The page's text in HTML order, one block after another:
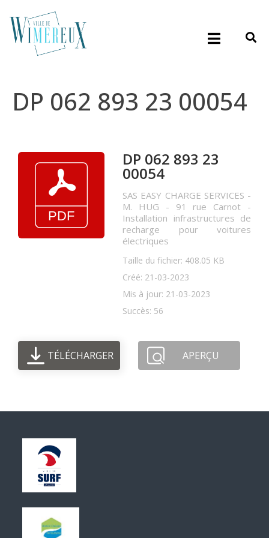
DP 062 893 23 00054
DP 062 893 23
00054
SAS EASY CHARGE SERVICES -
M. HUG - 91 rue Carnot -
Installation infrastructures de
recharge pour voitures
électriques
Taille du fichier: 408.05 KB
Créé: 21-03-2023
Mis à jour: 21-03-2023
Succès: 56
TÉLÉCHARGER APERÇU